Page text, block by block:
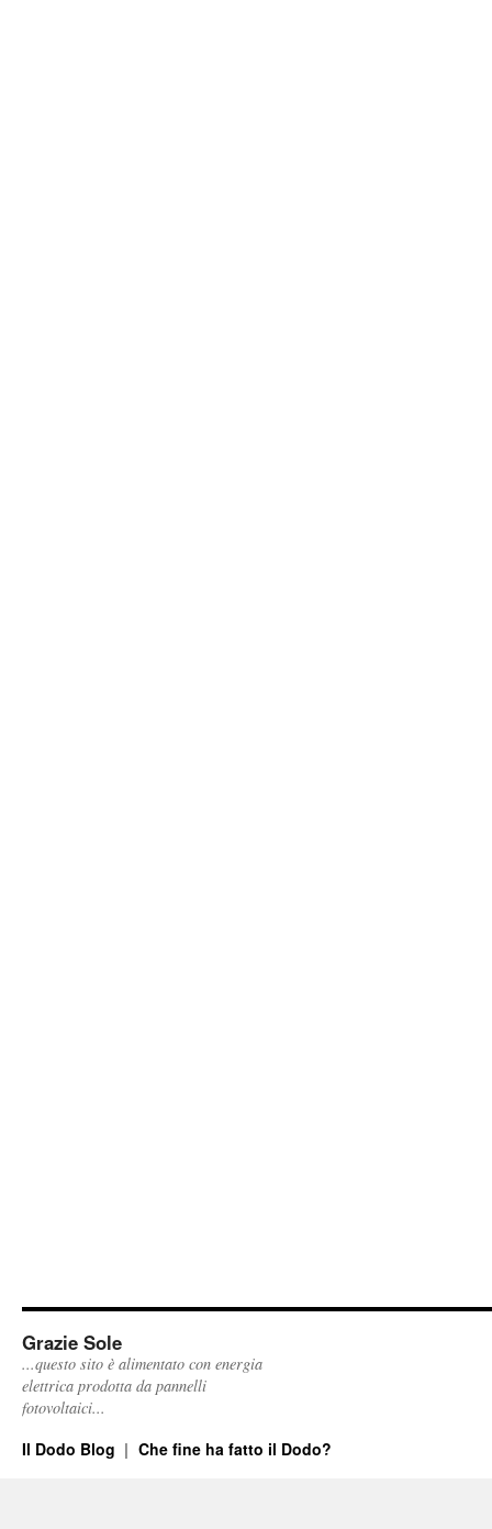
Grazie Sole
...questo sito è alimentato con energia
elettrica prodotta da pannelli
fotovoltaici...
Il Dodo Blog Che fine ha fatto il Dodo?